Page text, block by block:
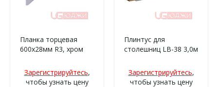
Планка торцевая
600х28мм R3, хром
Зарегистрируйтесь,
чтобы узнать цену
Плинтус для
столешниц LB-38 3,0м
берагамо тёмный
(3057г/459)
Зарегистрируйтесь,
чтобы узнать цену